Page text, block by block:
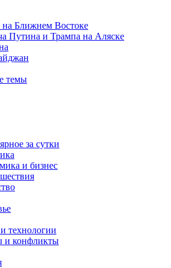
Ближнем Востоке
Путина и Трампа на Аляске
темы
за сутки
и бизнес
технологии
и конфликты